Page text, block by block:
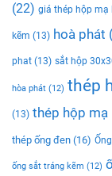
(22) giá thép hộp mạ
kẽm (13) hoà phát
phat (13) sắt hộp
hòa phát (12) thép
(13) thép hộp mạ
thép ống đen (16)
ống sắt tráng kẽm (12)